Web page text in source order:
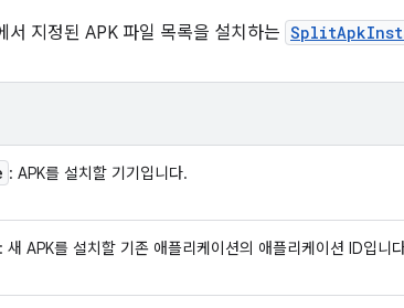
지정된 APK 파일 목록을 설치하는
: APK를 설치할 기기입니다.
: 새 APK를 설치할 기존 애플리케이션의 애플리케이션 ID입니